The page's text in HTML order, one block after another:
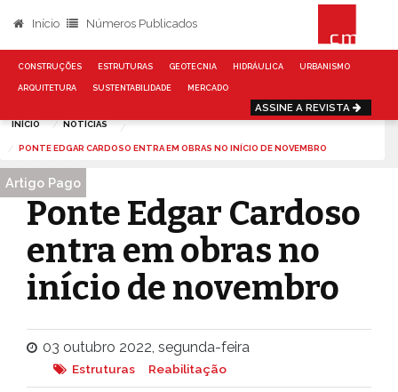
Início Números Publicados
CONSTRUÇÕES ESTRUTURAS GEOTECNIA HIDRÁULICA URBANISMO
ARQUITETURA SUSTENTABILIDADE MERCADO
ASSINE A REVISTA
INÍCIO NOTÍCIAS
PONTE EDGAR CARDOSO ENTRA EM OBRAS NO INÍCIO DE NOVEMBRO
Ponte Edgar Cardoso
entra em obras no
início de novembro
Artigo Pago
03 outubro 2022, segunda-feira
Estruturas Reabilitação